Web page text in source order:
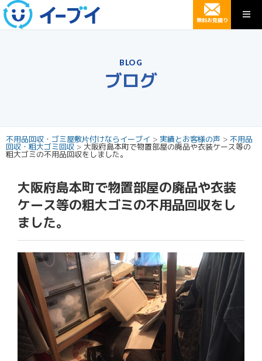
無料お見積り
BLOG
ブログ
不用品回収・ゴミ屋敷片付けならイーブイ > 実績とお客様の声 > 不用品
回収・粗大ゴミ回収 > 大阪府島本町で物置部屋の廃品や衣装ケース等の
粗大ゴミの不用品回収をしました。
大阪府島本町で物置部屋の廃品や衣装
ケース等の粗大ゴミの不用品回収をし
ました。